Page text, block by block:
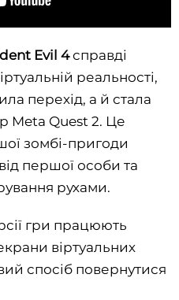
Evil 4справді
реальності,
перехід, а й стала
Meta Quest 2. Це
зомбі-пригоди
першої особи та
рухами.
гри працюють
віртуальних
спосіб повернутися